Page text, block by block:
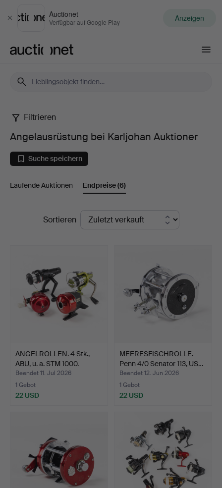
Schließen
Auctionet
Verfügbar auf Google Play Anzeigen
Angelausrüstung
bei
Karljohan
Auktioner
Filtrieren
Angelausrüstung bei Karljohan Auktioner
Suche speichern
Laufende Auktionen Endpreise(6)
EndpreiseSortieren
ANGELROLLEN. 4 Stk.,
ABU, u. a. STM 1000.
Beendet 11. Jul 2026
1 Gebot
22 USD
MEERESFISCHROLLE.
Penn 4/0 Senator 113, US…
Beendet 12. Jun 2026
1 Gebot
22 USD